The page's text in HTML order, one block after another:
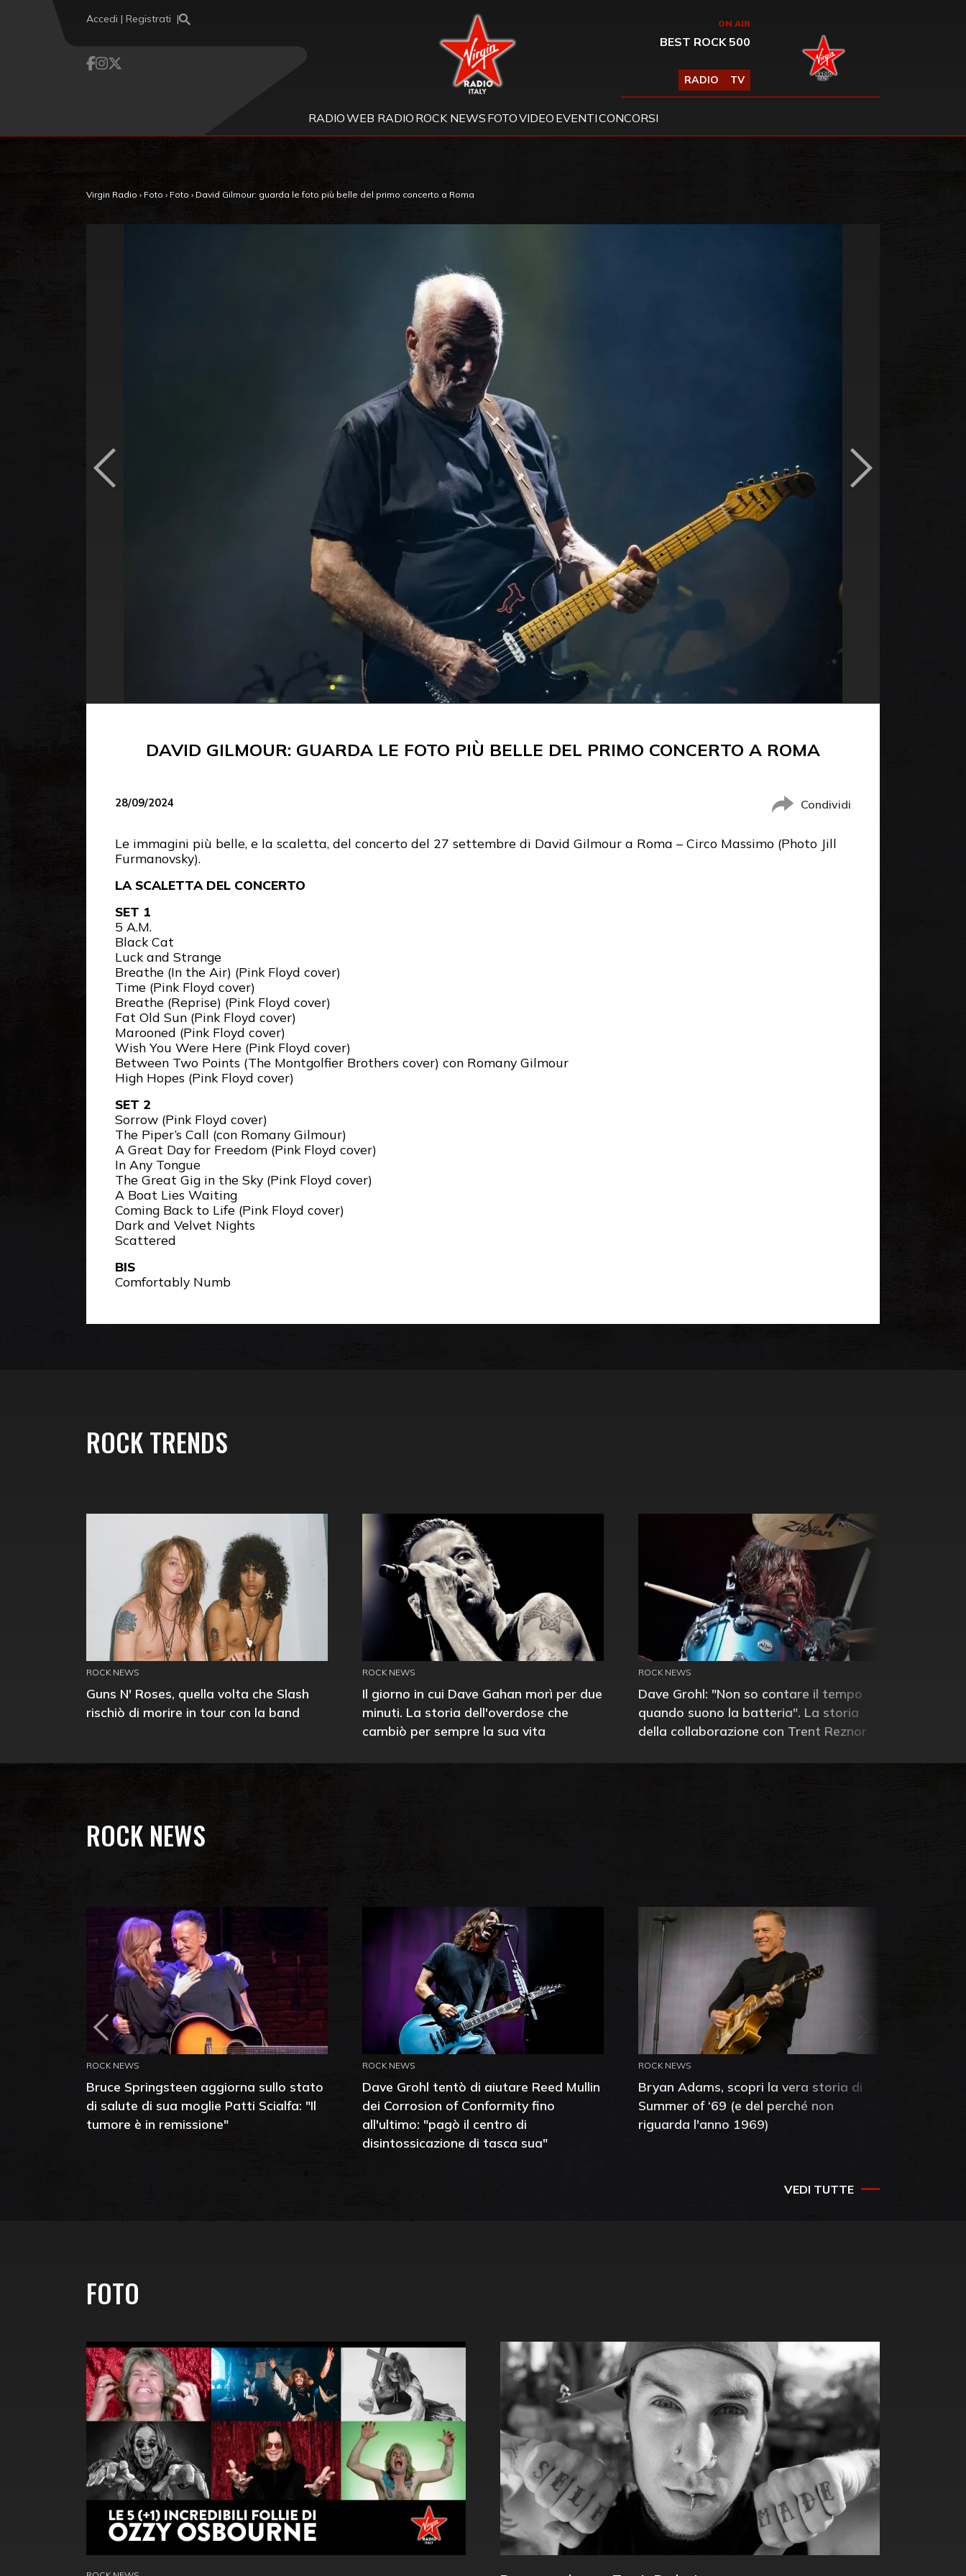
Accedi | Registrati Virgin Radio ON AIR
BEST ROCK 500
RADIO TV
RADIOWEB RADIO ROCK NEWS FOTOVIDEO EVENTICONCORSI
Virgin Radio › Foto › Foto › David Gilmour: guarda le foto più belle del primo concerto a Roma
DAVID GILMOUR: GUARDA LE FOTO PIÙ BELLE DEL PRIMO CONCERTO A ROMA
28/09/2024 Condividi
Le immagini più belle, e la scaletta, del concerto del 27 settembre di David Gilmour a Roma – Circo Massimo (Photo Jill
Furmanovsky).
LA SCALETTA DEL CONCERTO
SET 1
5 A.M.
Black Cat
Luck and Strange
Breathe (In the Air) (Pink Floyd cover)
Time (Pink Floyd cover)
Breathe (Reprise) (Pink Floyd cover)
Fat Old Sun (Pink Floyd cover)
Marooned (Pink Floyd cover)
Wish You Were Here (Pink Floyd cover)
Between Two Points (The Montgolfier Brothers cover) con Romany Gilmour
High Hopes (Pink Floyd cover)
SET 2
Sorrow (Pink Floyd cover)
The Piper’s Call (con Romany Gilmour)
A Great Day for Freedom (Pink Floyd cover)
In Any Tongue
The Great Gig in the Sky (Pink Floyd cover)
A Boat Lies Waiting
Coming Back to Life (Pink Floyd cover)
Dark and Velvet Nights
Scattered
BIS
Comfortably Numb
ROCK TRENDS
ROCK NEWS
Guns N' Roses, quella volta che Slash
rischiò di morire in tour con la band
ROCK NEWS
Il giorno in cui Dave Gahan morì per due
minuti. La storia dell'overdose che
cambiò per sempre la sua vita
ROCK NEWS
Dave Grohl: "Non so contare il tempo
quando suono la batteria". La storia
della collaborazione con Trent Reznor
ROCK NEWS
ROCK NEWS
Bruce Springsteen aggiorna sullo stato
di salute di sua moglie Patti Scialfa: "Il
tumore è in remissione"
ROCK NEWS
Dave Grohl tentò di aiutare Reed Mullin
dei Corrosion of Conformity fino
all'ultimo: "pagò il centro di
disintossicazione di tasca sua"
ROCK NEWS
Bryan Adams, scopri la vera storia di
Summer of ‘69 (e del perché non
riguarda l'anno 1969)
VEDI TUTTE
FOTO